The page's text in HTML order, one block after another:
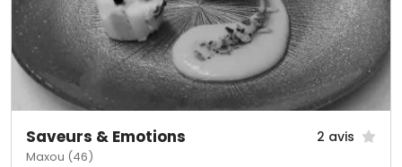
Saveurs & Emotions 2 avis
Maxou (46)